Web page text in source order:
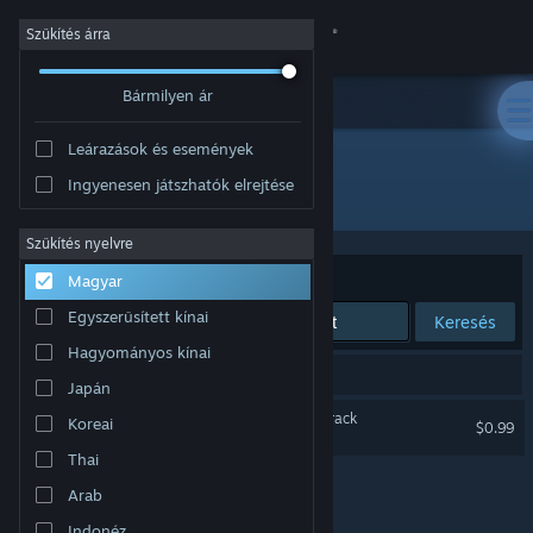
Bejelentkezés
Névjegy
Támogatás
Nyelvváltás
A Steam mobilalkalmazás beszerzése
Asztali weboldalra váltás
Szűkítés árra
Bármilyen ár
Leárazások és események
Ingyenesen játszhatók elrejtése
Szűkítés nyelvre
Magyar
Egyszerűsített kínai
Hagyományos kínai
Japán
Koreai
Thai
Arab
Fejlesztő: Abdenara
Rendezés Relevancia
Keresés
Clans to Kingdoms Soundtrack
$0.99